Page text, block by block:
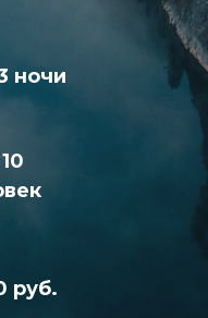
руб.
ночи